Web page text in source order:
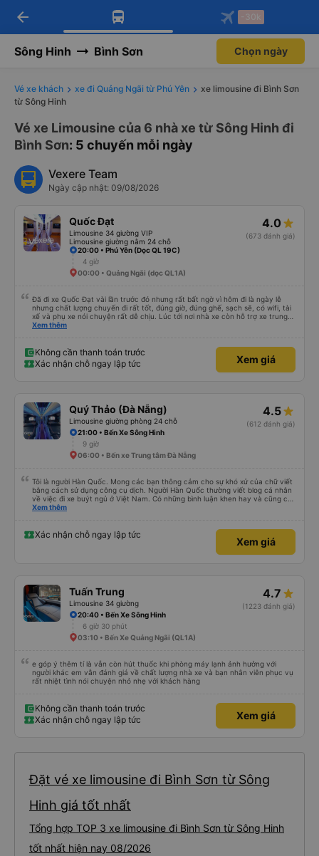
Tải app Vexere ngay!
Nhận ưu đãi thành viên độc
Mở app
Tải app Vexere
-30k/ghế khi đặt vé máy bay qua
Mở app
arrow_back -30k
Sông Hinh Bình Sơn Chọn ngày
Vé xe khách xe đi Quảng Ngãi từ Phú Yên
xe limousine đi Bình Sơn
từ Sông Hinh
Vé xe Limousine của 6 nhà xe từ Sông Hinh đi
Bình Sơn: 5 chuyến mỗi ngày
Vexere Team
Ngày cập nhật: 09/08/2026
Quốc Đạt
Limousine 34 giường VIP
Limousine giường nằm 24 chỗ
4.0
(673 đánh giá)
20:00 • Phú Yên (Dọc QL 19C)
4 giờ
00:00 • Quảng Ngãi (dọc QL1A)
Đã đi xe Quốc Đạt vài lần trước đó nhưng rất bất ngờ vì hôm đi là ngày lễ
nhưng chất lượng chuyến đi rất tốt, đúng giờ, đúng ghế, sạch sẽ, có wifi, tài
xế và phụ xe nói chuyện rất dễ chịu. Lúc tới nơi nhà xe còn hỗ trợ xe trung
chuyển tới tận nhà. 10đ cho nhà xe, hy vọng nhà xe duy trì được chất lượng
Xem thêm
Không cần thanh toán trước
Xác nhận chỗ ngay lập tức
Xem giá
Quý Thảo (Đà Nẵng)
Limousine giường phòng 24 chỗ
4.5
(612 đánh giá)
21:00 • Bến Xe Sông Hinh
9 giờ
06:00 • Bến xe Trung tâm Đà Nẵng
Tôi là người Hàn Quốc. Mong các bạn thông cảm cho sự khó xử của chữ viết
bằng cách sử dụng công cụ dịch. Người Hàn Quốc thường viết blog cá nhân
về việc đi xe buýt ngủ ở Việt Nam. Có những bình luận khen hay và cũng có
những bình luận khen vất vả nên tôi đã rất lo lắng. Đó là một sự lo lắng vô
를 보시게 되는 한국분들께 정보를 드리자면 저는 다낭에서 꾸이년가는 버스를 탔습
니다. 같은 회사라도 버스마다 퀄리티가 다른지는 모르겠는데, 제가 탄 버스는 쾌적
하고 좋았어요. 자리 넓찍하고 베개 이불 깨끗합니다. 뭐 경적소리야 베트남에서는
뭐 전 새우자세가 편해서 불만은 없었습니다 : )
Xem thêm
Xác nhận chỗ ngay lập tức
Xem giá
Tuấn Trung
Limousine 34 giường
4.7
(1223 đánh giá)
20:40 • Bến Xe Sông Hinh
6 giờ 30 phút
03:10 • Bến Xe Quảng Ngãi (QL1A)
e góp ý thêm tí là vẫn còn hút thuốc khi phòng máy lạnh ảnh hưởng với
người khác em vẫn đánh giá về chất lượng nhà xe và bạn nhân viên phục vụ
rất nhiệt tình nói chuyện nhỏ nhẹ với khách hàng
Không cần thanh toán trước
Xác nhận chỗ ngay lập tức
Xem giá
Đặt vé xe limousine đi Bình Sơn từ Sông
Hinh giá tốt nhất
Tổng hợp TOP 3 xe limousine đi Bình Sơn từ Sông Hinh
tốt nhất hiện nay 08/2026